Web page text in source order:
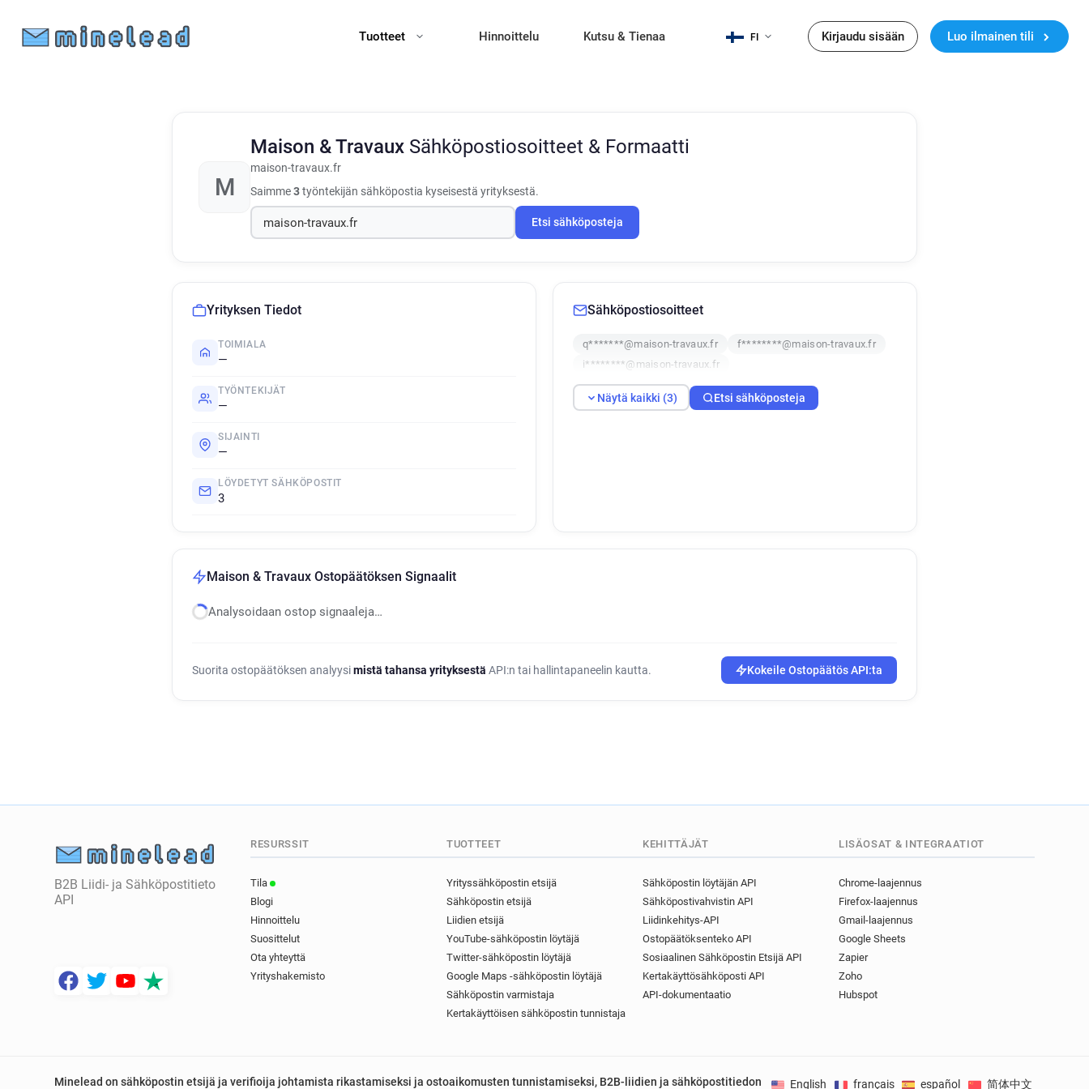
Tuotteet Hinnoittelu Kutsu & Tienaa FI Kirjaudu sisään Luo ilmainen tili
M
Maison & Travaux Sähköpostiosoitteet & Formaatti
maison-travaux.fr
Saimme3työntekijän sähköpostia kyseisestä yrityksestä.
Etsi sähköposteja
Yrityksen Tiedot
TOIMIALA
—
TYÖNTEKIJÄT
—
SIJAINTI
—
LÖYDETYT SÄHKÖPOSTIT
3
Sähköpostiosoitteet
q*******@maison-travaux.fr
f********@maison-travaux.fr
i********@maison-travaux.fr
Näytä kaikki (3) Etsi sähköposteja
Maison & Travaux Ostopäätöksen Signaalit
Analysoidaan ostop signaaleja…
Suorita ostopäätöksen analyysimistä tahansa yrityksestä API:n tai hallintapaneelin kautta. Kokeile Ostopäätös API:ta
B2B Liidi- ja Sähköpostitieto
API
RESURSSIT
Tila
Blogi
Hinnoittelu
Suosittelut
Ota yhteyttä
Yrityshakemisto
TUOTTEET
Yrityssähköpostin etsijä
Sähköpostin etsijä
Liidien etsijä
YouTube-sähköpostin löytäjä
Twitter-sähköpostin löytäjä
Google Maps -sähköpostin löytäjä
Sähköpostin varmistaja
Kertakäyttöisen sähköpostin tunnistaja
KEHITTÄJÄT
Sähköpostin löytäjän API
Sähköpostivahvistin API
Liidinkehitys-API
Ostopäätöksenteko API
Sosiaalinen Sähköpostin Etsijä API
Kertakäyttösähköposti API
API-dokumentaatio
LISÄOSAT & INTEGRAATIOT
Chrome-laajennus
Firefox-laajennus
Gmail-laajennus
Google Sheets
Zapier
Zoho
Hubspot
Minelead on sähköpostin etsijä ja verifioija johtamista rikastamiseksi ja ostoaikomusten tunnistamiseksi, B2B-liidien ja sähköpostitiedon
English français español 简体中文